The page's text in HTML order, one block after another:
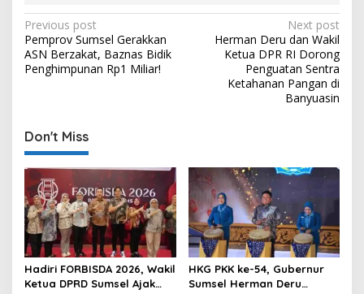
P
o
s
a
v
i
g
a
t
i
Previous post
Pemprov Sumsel Gerakkan
ASN Berzakat, Baznas Bidik
Penghimpunan Rp1 Miliar!
Next post
Herman Deru dan Wakil
Ketua DPR RI Dorong
Penguatan Sentra
Ketahanan Pangan di
Banyuasin
Don't Miss
Hadiri FORBISDA 2026, Wakil
Ketua DPRD Sumsel Ajak
HKG PKK ke-54, Gubernur
Sumsel Herman Deru